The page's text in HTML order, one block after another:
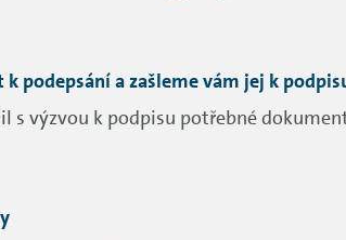
podepsání a zašleme vám jej k
s výzvou k podpisu potřebné